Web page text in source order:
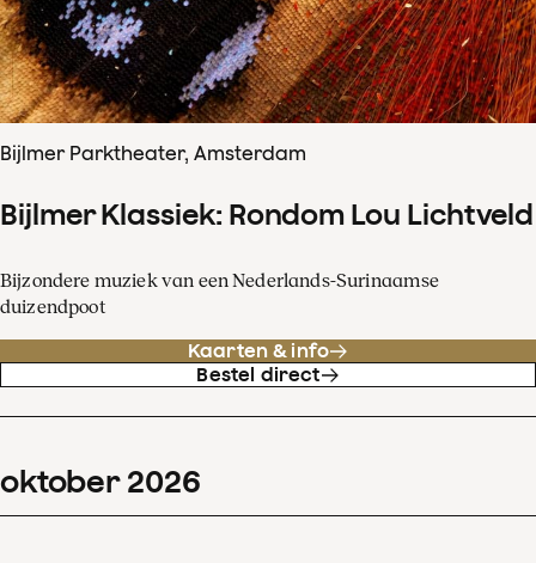
Bijlmer Parktheater, Amsterdam
Bijlmer Klassiek: Rondom Lou Lichtveld
Bijzondere muziek van een Nederlands-Surinaamse
duizendpoot
Kaarten & info
Bestel direct
oktober 2026